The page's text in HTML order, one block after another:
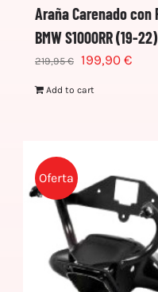
Araña Carenado con
BMW S1000RR (19-22)
219,95€ 199,90 €
Add to cart
Oferta